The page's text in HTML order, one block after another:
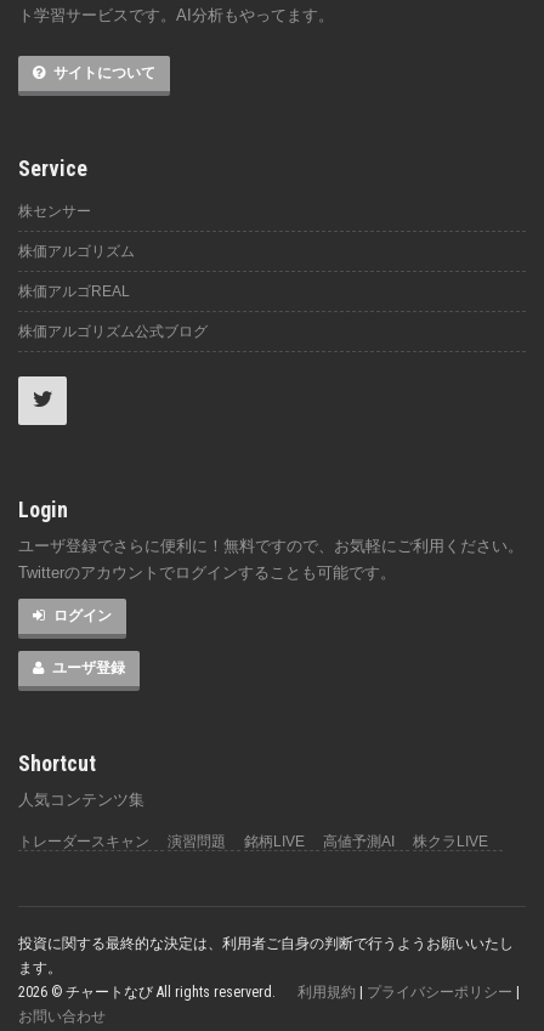
ト学習サービスです。AI分析もやってます。
サイトについて
Service
株センサー
株価アルゴリズム
株価アルゴREAL
株価アルゴリズム公式ブログ
Login
ユーザ登録でさらに便利に！無料ですので、お気軽にご利用ください。
Twitterのアカウントでログインすることも可能です。
ログイン
ユーザ登録
Shortcut
人気コンテンツ集
トレーダースキャン 演習問題 銘柄LIVE 高値予測AI 株クラLIVE
投資に関する最終的な決定は、利用者ご自身の判断で行うようお願いいたし
ます。
2026 © チャートなび All rights reserverd. 利用規約 プライバシーポリシー
お問い合わせ